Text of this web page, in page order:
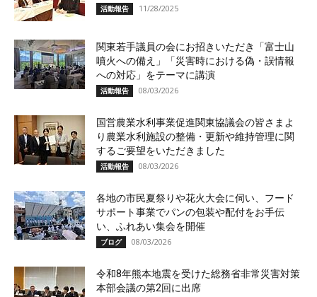
活動報告 11/28/2025
関東若手議員の会にお招きいただき「富士山
噴火への備え」「災害時における偽・誤情報
への対応」をテーマに講演
活動報告 08/03/2026
国営農業水利事業促進関東協議会の皆さまよ
り農業水利施設の整備・更新や維持管理に関
するご要望をいただきました
活動報告 08/03/2026
各地の市民夏祭りや花火大会に伺い、フード
サポート事業でパンの包装や配付をお手伝
い、ふれあい集会を開催
ブログ 08/03/2026
令和8年熊本地震を受けた総務省非常災害対策
本部会議の第2回に出席